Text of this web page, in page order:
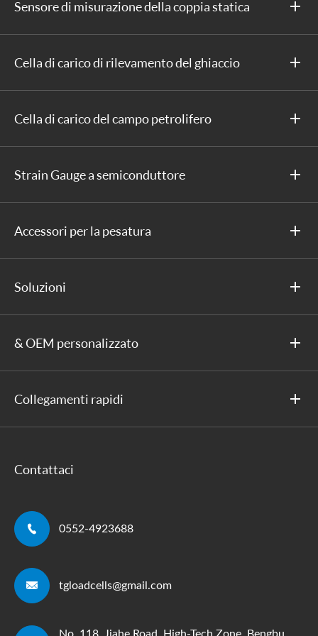
Sensore di misurazione della coppia statica
Cella di carico di rilevamento del ghiaccio
Cella di carico del campo petrolifero
Strain Gauge a semiconduttore
Accessori per la pesatura
Soluzioni
& OEM personalizzato
Collegamenti rapidi
Contattaci
 0552-4923688
 tgloadcells@gmail.com
No. 118, Jiahe Road, High-Tech Zone, Bengbu,